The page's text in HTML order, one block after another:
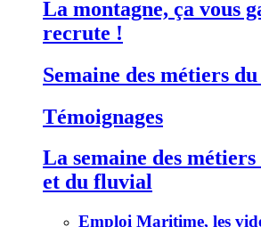
La montagne, ça vous
recrute !
Semaine des métiers
Témoignages
La semaine des
et du fluvial
Emploi Maritime, les